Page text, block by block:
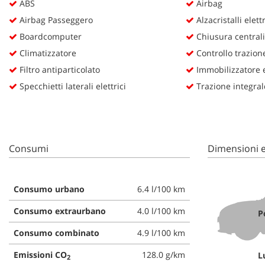
ABS
Airbag Passeggero
Boardcomputer
Climatizzatore
Filtro antiparticolato
Specchietti laterali elettrici
Airbag
Alzacristalli
Chiusura
Controllo
Immobilizzatore
Trazione
Consumi
Consumo urbano
6.4 l/100 km
Consumo extraurbano
4.0 l/100 km
Consumo combinato
4.9 l/100 km
Emissioni CO2 128.0 g/km
Dimensioni
questi
strumenti
di
si
rimanda
alla
cookie
modificare
scelte
in
qualsiasi
momento.